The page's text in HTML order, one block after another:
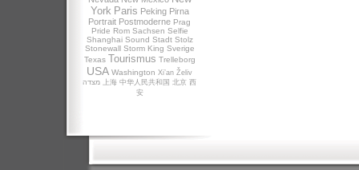
York Paris Peking Pirna
Portrait Postmoderne Prag
Pride Rom Sachsen Selfie
Shanghai Sound Stadt Stolz
Stonewall Storm King Sverige
Texas Tourismus Trelleborg
USA Washington Xi’an Želiv
מצדה
上海 中华人民共和国 北京 西
安